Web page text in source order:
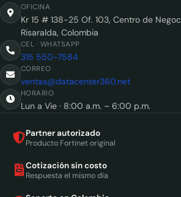
OFICINA
Kr 15 # 138-25 Of. 103, Centro de
Risaralda, Colombia
CEL · WHATSAPP
315 550-7584
CORREO
ventas@datacenter360.net
HORARIO
Lun a Vie · 8:00 a.m. – 6:00 p.m.
Partner autorizado
Producto Fortinet original
Cotización sin costo
Respuesta el mismo día